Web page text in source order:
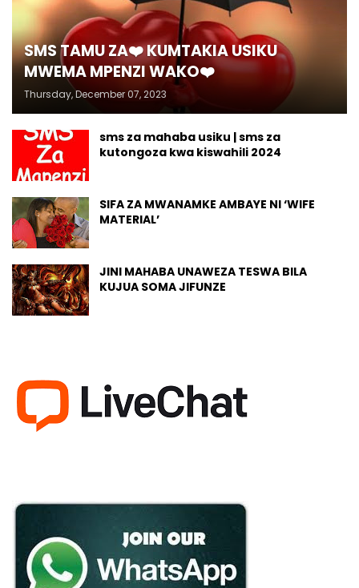
SMS TAMU ZA❤️ KUMTAKIA USIKU
MWEMA MPENZI WAKO❤️
Thursday, December 07, 2023
sms za mahaba usiku | sms za
kutongoza kwa kiswahili 2024
SIFA ZA MWANAMKE AMBAYE NI ‘WIFE
MATERIAL’
JINI MAHABA UNAWEZA TESWA BILA
KUJUA SOMA JIFUNZE